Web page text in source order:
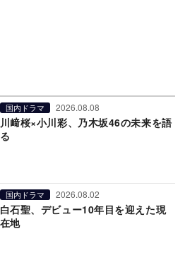
国内ドラマ 2026.08.08
川﨑桜×小川彩、乃木坂46の未来を語
る
国内ドラマ 2026.08.02
白石聖、デビュー10年目を迎えた現
在地